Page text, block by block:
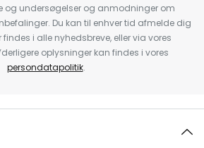
og undersøgelser og anmodninger om
Du kan til enhver tid afmelde dig
findes i alle nyhedsbreve, eller via vores
oplysninger kan findes i vores
persondatapolitik.